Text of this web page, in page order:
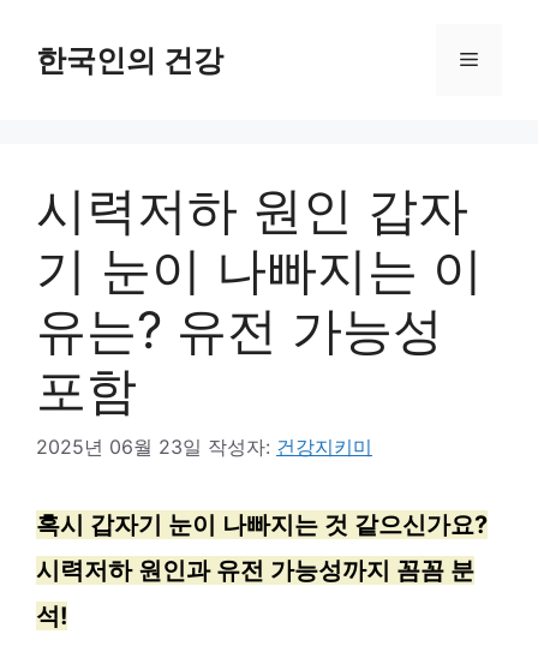
한국인의 건강 메
시력저하 원인 갑자
기 눈이 나빠지는 이
유는? 유전 가능성
포함
2025년 06월 23일 작성자: 건강지키미
혹시 갑자기 눈이 나빠지는 것 같으신가요?
시력저하 원인과 유전 가능성까지 꼼꼼 분
석!